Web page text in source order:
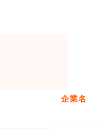
企業名